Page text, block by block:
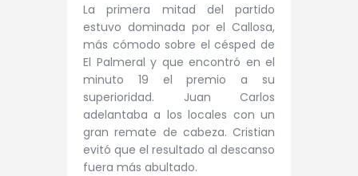
La primera mitad del partido
estuvo dominada por el Callosa,
más cómodo sobre el césped de
El Palmeral y que encontró en el
minuto 19 el premio a su
superioridad. Juan Carlos
adelantaba a los locales con un
gran remate de cabeza. Cristian
evitó que el resultado al descanso
fuera más abultado.